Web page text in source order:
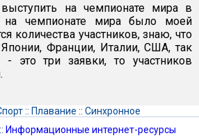
на чемпионате мира в
на чемпионате мира было моей
количества участников, знаю, что
Франции, Италии, США, так
это три заявки, то участников
:: Плавание :: Синхронное
:: Информационные интернет-ресурсы